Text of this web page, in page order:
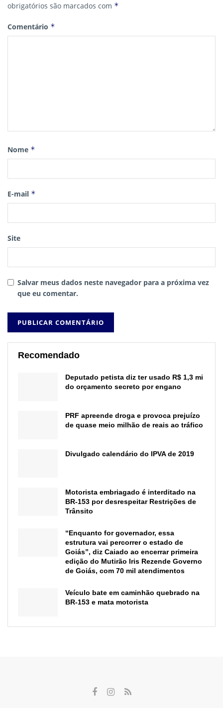
obrigatórios são marcados com *
Comentário *
Nome *
E-mail *
Site
Salvar meus dados neste navegador para a próxima vez
que eu comentar.
Recomendado
Deputado petista diz ter usado R$ 1,3 mi
do orçamento secreto por engano
PRF apreende droga e provoca prejuízo
de quase meio milhão de reais ao tráfico
Divulgado calendário do IPVA de 2019
Motorista embriagado é interditado na
BR-153 por desrespeitar Restrições de
Trânsito
“Enquanto for governador, essa
estrutura vai percorrer o estado de
Goiás”, diz Caiado ao encerrar primeira
edição do Mutirão Iris Rezende Governo
de Goiás, com 70 mil atendimentos
Veículo bate em caminhão quebrado na
BR-153 e mata motorista